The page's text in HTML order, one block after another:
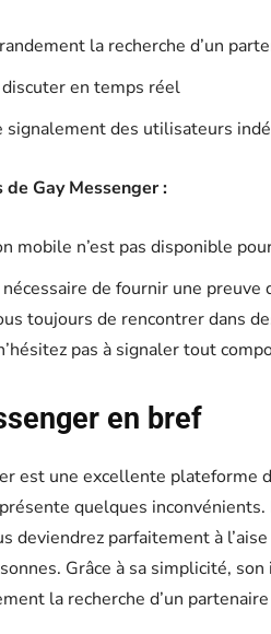
la recherche d’un
en temps réel
des utilisateurs
de Gay Messenger :
mobile n’est pas disponible
nécessaire de fournir une
toujours de rencontrer dans
pas à signaler tout
en bref
est une excellente plateforme
quelques
deviendrez parfaitement à
Grâce à sa simplicité,
la recherche d’un